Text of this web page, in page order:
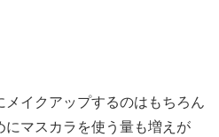
メイクアップするのはもちろん
にマスカラを使う量も増えが